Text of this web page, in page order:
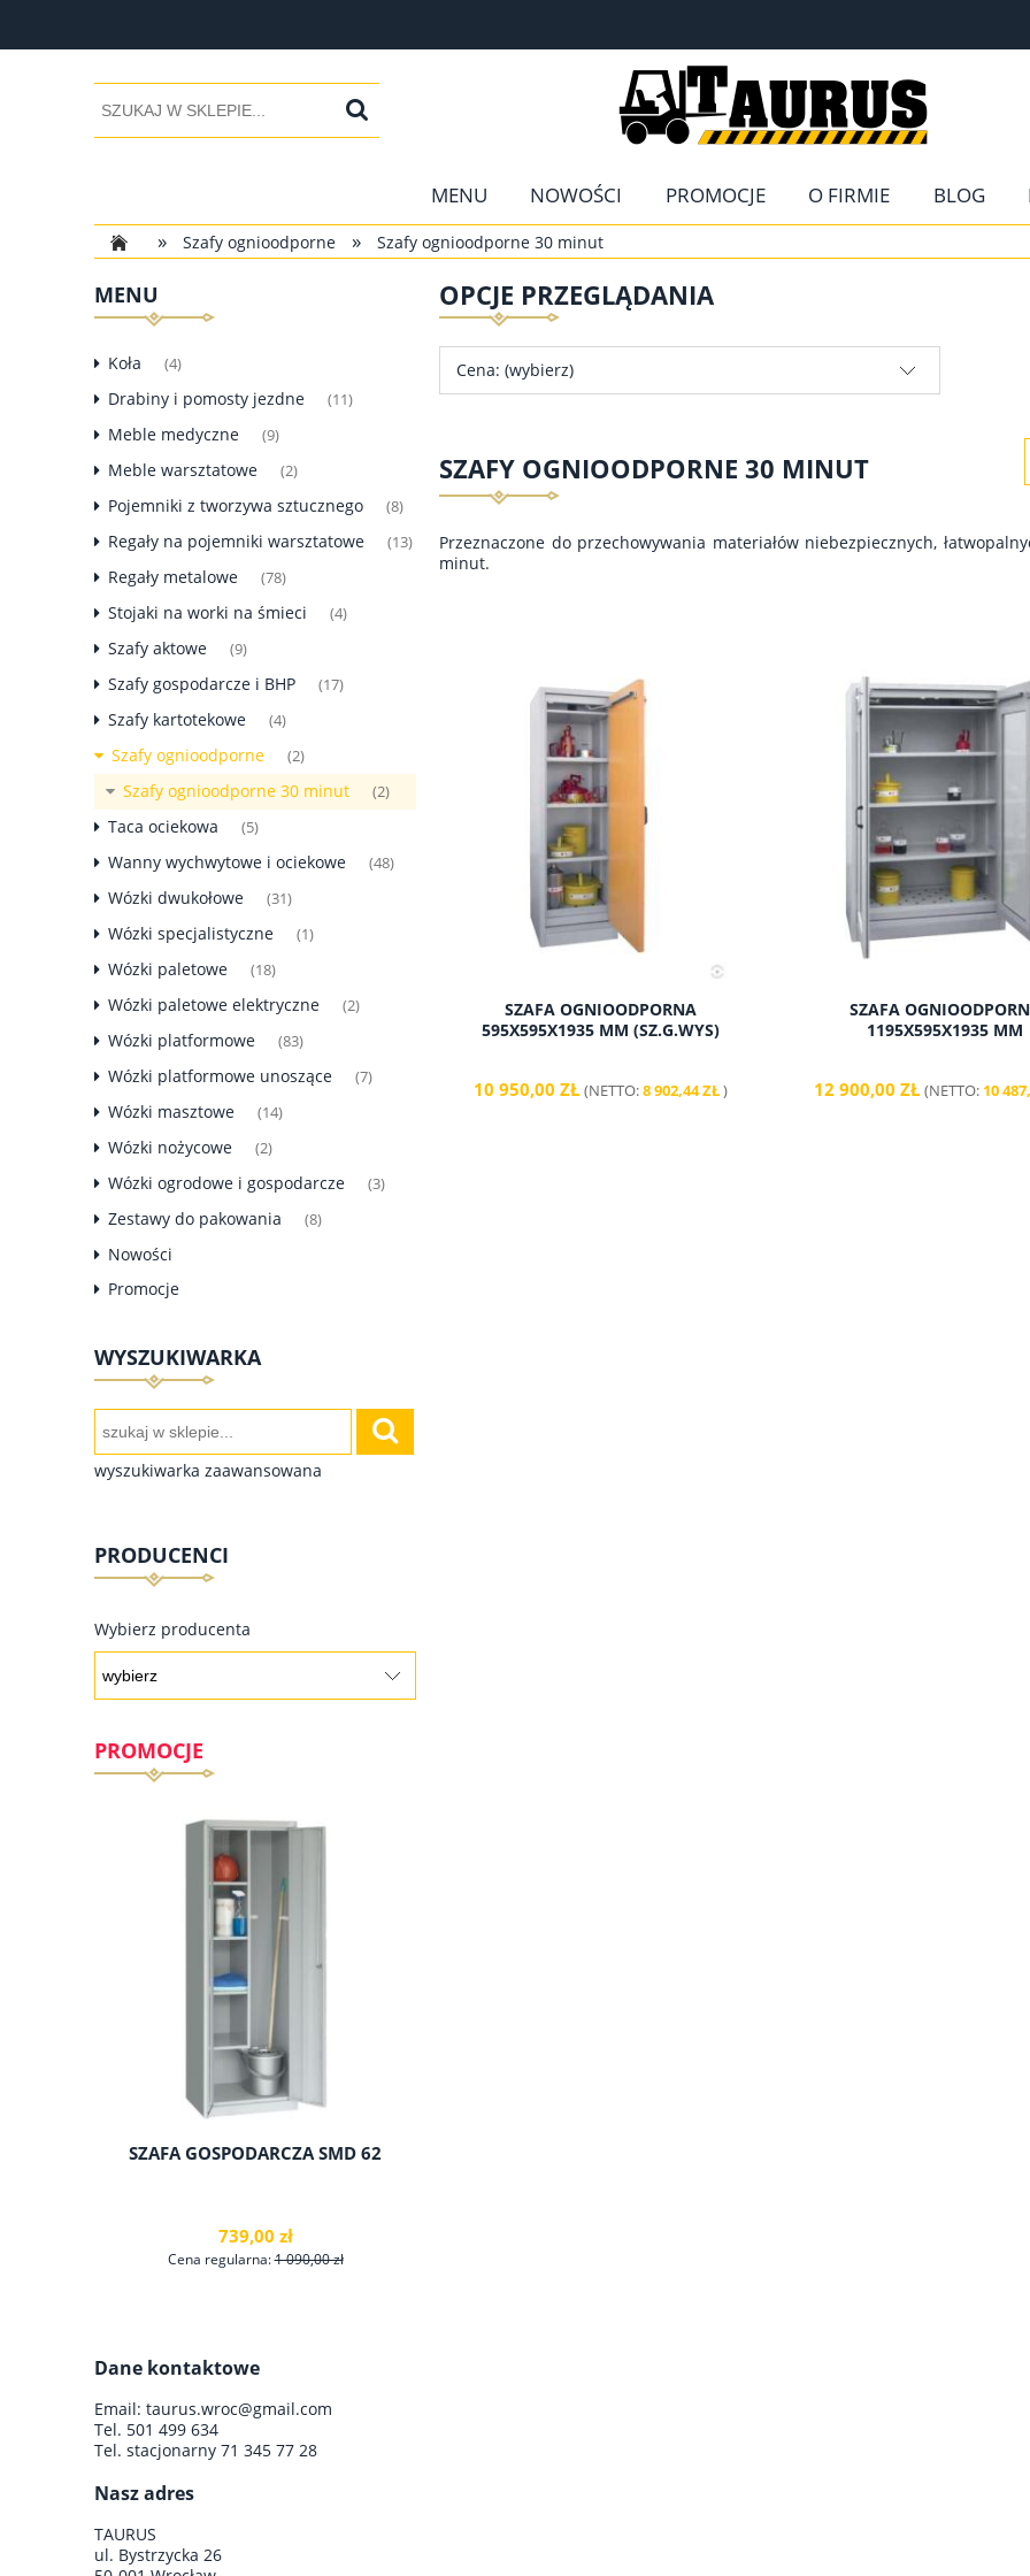
MENU NOWOŚCI PROMOCJE O FIRMIE BLOG
»
Szafy ognioodporne » Szafy ognioodporne 30 minut
MENU
Koła (4)
Drabiny i pomosty jezdne (11)
Meble medyczne (9)
Meble warsztatowe (2)
Pojemniki z tworzywa sztucznego (8)
Regały na pojemniki warsztatowe (13)
Regały metalowe (78)
Stojaki na worki na śmieci (4)
Szafy aktowe (9)
Szafy gospodarcze i BHP (17)
Szafy kartotekowe (4)
Szafy ognioodporne (2)
Szafy ognioodporne 30 minut (2)
Taca ociekowa (5)
Wanny wychwytowe i ociekowe (48)
Wózki dwukołowe (31)
Wózki specjalistyczne (1)
Wózki paletowe (18)
Wózki paletowe elektryczne (2)
Wózki platformowe (83)
Wózki platformowe unoszące (7)
Wózki masztowe (14)
Wózki nożycowe (2)
Wózki ogrodowe i gospodarcze (3)
Zestawy do pakowania (8)
Nowości
Promocje
WYSZUKIWARKA
wyszukiwarka zaawansowana
PRODUCENCI
Wybierz producenta
PROMOCJE
SZAFA GOSPODARCZA SMD 62
739,00 zł
Cena regularna:1 090,00 zł
do koszyka
Dane kontaktowe
Email: taurus.wroc@gmail.com
Tel. 501 499 634
Tel. stacjonarny 71 345 77 28
Nasz adres
TAURUS
ul. Bystrzycka 26
OPCJE PRZEGLĄDANIA
Cena: (wybierz)
SZAFY OGNIOODPORNE 30 MINUT
Przeznaczone do przechowywania materiałów niebezpiecznych,
minut.
SZAFA OGNIOODPORNA
595X595X1935 MM (SZ.G.WYS)
10 950,00 ZŁ (NETTO:8 902,44 ZŁ)
SZAFA
1195X595X1935 MM
12 900,00 ZŁ (NETTO: 10